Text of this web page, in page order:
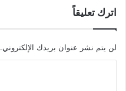
اترك تعليقاً
لن يتم نشر عنوان بريدك الإلكتروني.